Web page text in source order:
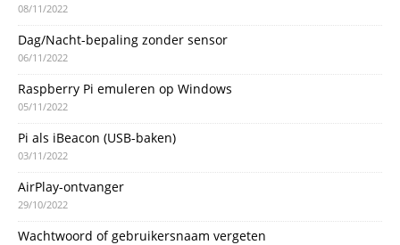
08/11/2022
Dag/Nacht-bepaling zonder sensor
06/11/2022
Raspberry Pi emuleren op Windows
05/11/2022
Pi als iBeacon (USB-baken)
03/11/2022
AirPlay-ontvanger
29/10/2022
Wachtwoord of gebruikersnaam vergeten